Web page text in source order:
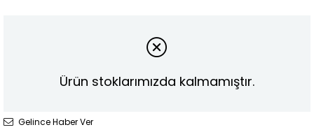
Ürün stoklarımızda kalmamıştır.
Gelince Haber Ver